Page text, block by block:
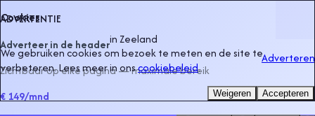
ADVERTENTIE
Adverteer in de headerinZeeland
Zichtbaar op elke pagina — maximale bereik
€ 149/mnd
Adverteren
Cookies
We gebruiken cookies om bezoek te meten en de site te
verbeteren. Lees meer in onscookiebeleid.
Weigeren Accepteren